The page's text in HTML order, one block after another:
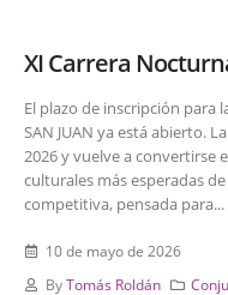
XI Carrera
El plazo de inscripción para
SAN JUAN ya está abierto.
2026 y vuelve a convertirse
culturales más esperadas
competitiva, pensada para...
10 de mayo de 2026
ByTomás Roldán